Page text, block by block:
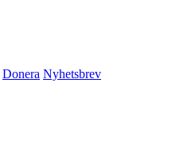
Donera Nyhetsbrev